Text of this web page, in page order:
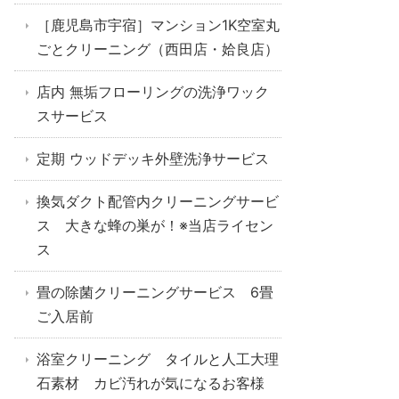
［鹿児島市宇宿］マンション1K空室丸
ごとクリーニング（西田店・姶良店）
店内 無垢フローリングの洗浄ワック
スサービス
定期 ウッドデッキ外壁洗浄サービス
換気ダクト配管内クリーニングサービ
ス 大きな蜂の巣が！※当店ライセン
ス
畳の除菌クリーニングサービス 6畳
ご入居前
浴室クリーニング タイルと人工大理
石素材 カビ汚れが気になるお客様